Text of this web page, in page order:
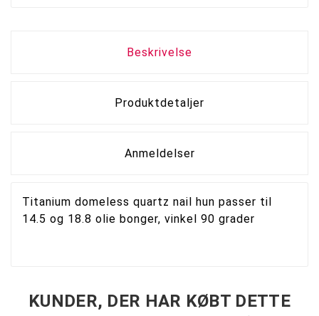
Beskrivelse
Produktdetaljer
Anmeldelser
Titanium domeless quartz nail hun passer til
14.5 og 18.8 olie bonger, vinkel 90 grader
KUNDER, DER HAR KØBT DETTE